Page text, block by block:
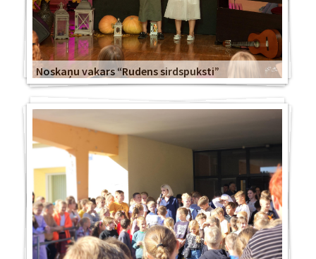
Noskaņu vakars “Rudens sirdspuksti”